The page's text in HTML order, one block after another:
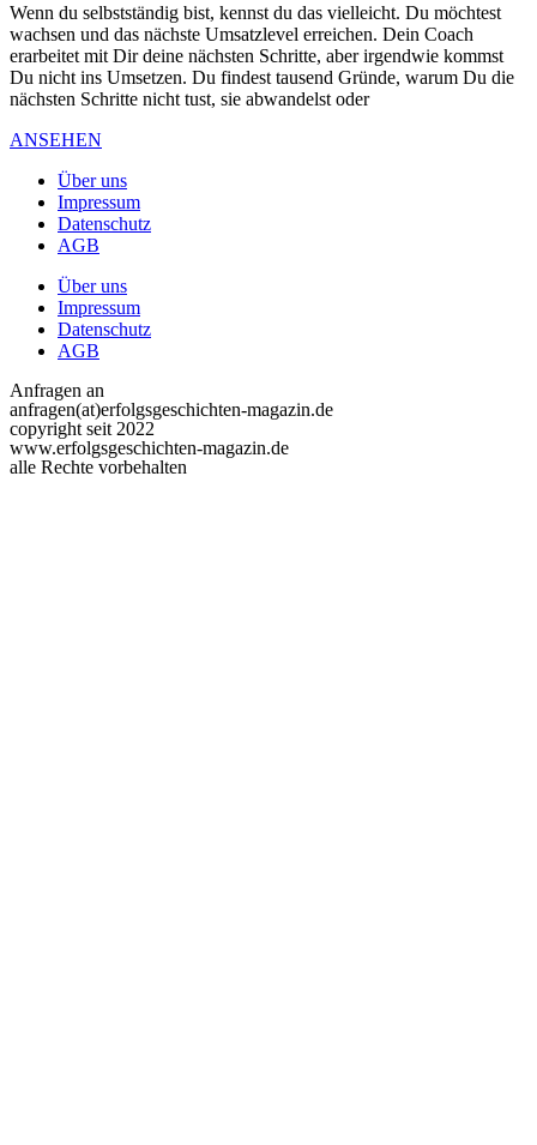
Wenn du selbstständig bist, kennst du das vielleicht. Du möchtest
wachsen und das nächste Umsatzlevel erreichen. Dein Coach
erarbeitet mit Dir deine nächsten Schritte, aber irgendwie kommst
Du nicht ins Umsetzen. Du findest tausend Gründe, warum Du die
nächsten Schritte nicht tust, sie abwandelst oder
ANSEHEN
Über uns
Impressum
Datenschutz
AGB
Über uns
Impressum
Datenschutz
AGB
Anfragen an
anfragen(at)erfolgsgeschichten-magazin.de
copyright seit 2022
www.erfolgsgeschichten-magazin.de
alle Rechte vorbehalten